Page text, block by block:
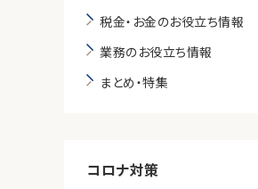
税金・お金のお役立ち情報
業務のお役立ち情報
まとめ・特集
コロナ対策